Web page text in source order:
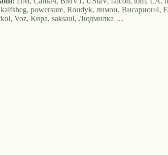
powersure, Roudyk, лимон, Висариoн4,
Voz, Кира, saksaul, Людмилка …